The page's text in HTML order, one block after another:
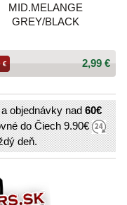
MID.MELANGE
GREY/BLACK
2,99 €
€
objednávky nad60€
do Čiech9.90€
deň.